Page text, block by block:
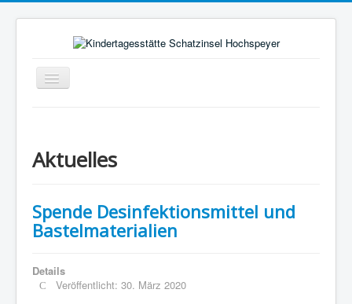
Navigation
an/aus
Rahmenbedingungen
Elternausschuss
Träger
Aktuelles
Spende Desinfektionsmittel und
Bastelmaterialien
Details
Veröffentlicht: 30. März 2020